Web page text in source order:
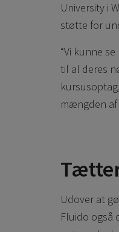
University i
støtte for
“Vi kunne
til al deres
mængden af
Udover at
Fluido også